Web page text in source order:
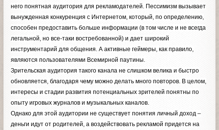
него понятная аудитория для рекламодателей. Пессимизм вызывает
вынужденная конкуренция с Интернетом, который, по определению,
способен предоставить больше информации (в том числе и не всегда
легальной, но все-таки востребованной) и дает широкий
инструментарий для общения. А активные геймеры, как правило,
являются пользователями Всемирной паутины.
Зрительская аудитория такого канала не слишком велика и быстро
обновляется, благодаря чему можно делать много повторов. В целом,
интересы и стадии развития потенциальных зрителей понятны по
опыту игровых журналов и музыкальных каналов.
Однако для этой аудитории не существует понятия личный доход –
деньги идут от родителей, а воздействовать рекламой придется на